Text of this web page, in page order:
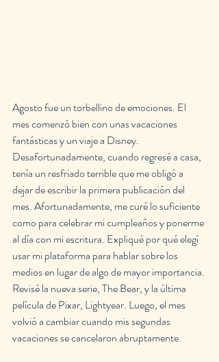
Agosto fue un torbellino de emociones. El
mes comenzó bien con unas vacaciones
fantásticas y un viaje a Disney.
Desafortunadamente, cuando regresé a casa,
tenía un resfriado terrible que me obligó a
dejar de escribir la primera publicación del
mes. Afortunadamente, me curé lo suficiente
como para celebrar mi cumpleaños y ponerme
al día con mi escritura. Expliqué por qué elegí
usar mi plataforma para hablar sobre los
medios en lugar de algo de mayor importancia.
Revisé la nueva serie, The Bear, y la última
película de Pixar, Lightyear. Luego, el mes
volvió a cambiar cuando mis segundas
vacaciones se cancelaron abruptamente.